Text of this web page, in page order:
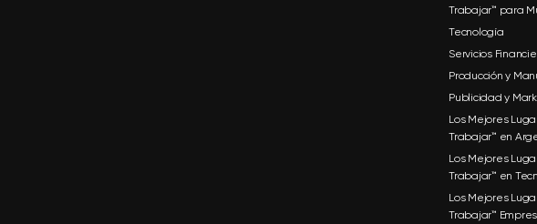
Trabajar™ para
Tecnología
Servicios
Producción y
Publicidad y
Los Mejores
Trabajar™ en
Los Mejores
Trabajar™ en
Los Mejores
Trabajar™